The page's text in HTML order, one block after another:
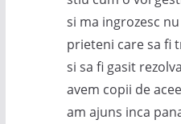
si ma ingrozesc
prieteni care sa fi
si sa fi gasit
avem copii de
am ajuns inca